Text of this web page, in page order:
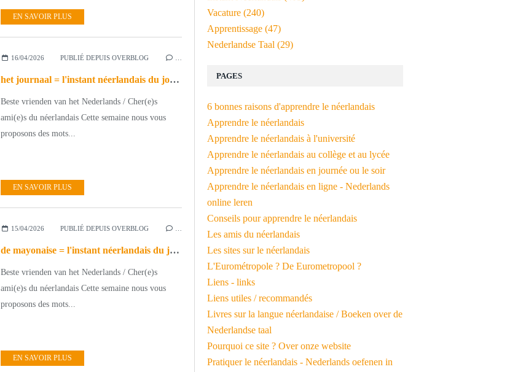
EN SAVOIR PLUS
16/04/2026 PUBLIÉ DEPUIS OVERBLOG
het journaal = l'instant néerlandais du jour (2026_04_16)
Beste vrienden van het Nederlands / Cher(e)s
ami(e)s du néerlandais Cette semaine nous vous
proposons des mots...
EN SAVOIR PLUS
15/04/2026 PUBLIÉ DEPUIS OVERBLOG
de mayonaise = l'instant néerlandais du jour (2026_04_15)
Beste vrienden van het Nederlands / Cher(e)s
ami(e)s du néerlandais Cette semaine nous vous
proposons des mots...
EN SAVOIR PLUS
PAGES
6 bonnes raisons d'apprendre le néerlandais
Apprendre le néerlandais
Apprendre le néerlandais à l'université
Apprendre le néerlandais au collège et au lycée
Apprendre le néerlandais en journée ou le soir
Apprendre le néerlandais en ligne - Nederlands
online leren
Conseils pour apprendre le néerlandais
Les amis du néerlandais
Les sites sur le néerlandais
L'Eurométropole ? De Eurometropool ?
Liens - links
Liens utiles / recommandés
Livres sur la langue néerlandaise / Boeken over de
Nederlandse taal
Pourquoi ce site ? Over onze website
Pratiquer le néerlandais - Nederlands oefenen in
Vacature (240)
Apprentissage (47)
Nederlandse Taal (29)